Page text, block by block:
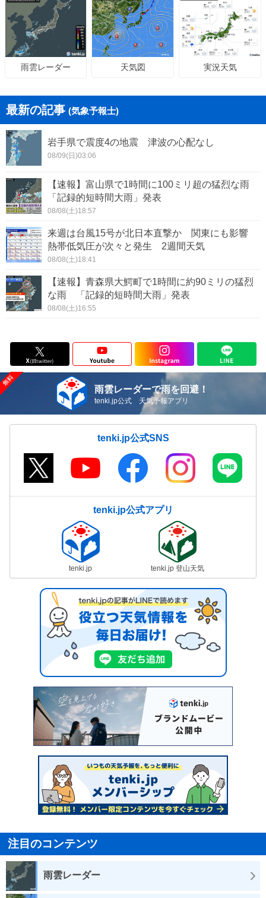
雨雲レーダー 天気図 実況天気
最新の記事 (気象予報士)
岩手県で震度4の地震 津波の心配なし
08/09(日)03:06
【速報】富山県で1時間に100ミリ超の猛烈な雨
「記録的短時間大雨」発表
08/08(土)18:57
来週は台風15号が北日本直撃か 関東にも影響
熱帯低気圧が次々と発生 2週間天気
08/08(土)18:41
【速報】青森県大鰐町で1時間に約90ミリの猛烈
な雨 「記録的短時間大雨」発表
08/08(土)16:55
雨雲レーダーで雨を回避！
tenki.jp公式 天気予報アプリ
tenki.jp公式SNS
tenki.jp公式アプリ
tenki.jp tenki.jp 登山天気
注目のコンテンツ
雨雲レーダー